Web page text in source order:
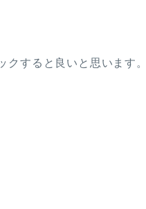
すると良いと思います。